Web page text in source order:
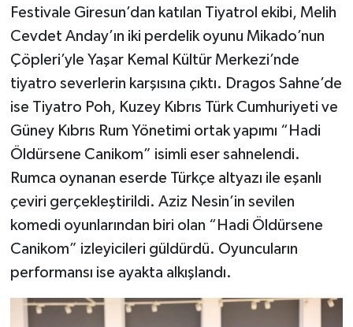
Festivale Giresun’dan katılan Tiyatrol ekibi, Melih
Cevdet Anday’ın iki perdelik oyunu Mikado’nun
Çöpleri’yle Yaşar Kemal Kültür Merkezi’nde
tiyatro severlerin karşısına çıktı. Dragos Sahne’de
ise Tiyatro Poh, Kuzey Kıbrıs Türk Cumhuriyeti ve
Güney Kıbrıs Rum Yönetimi ortak yapımı “Hadi
Öldürsene Canikom” isimli eser sahnelendi.
Rumca oynanan eserde Türkçe altyazı ile eşanlı
çeviri gerçekleştirildi. Aziz Nesin’in sevilen
komedi oyunlarından biri olan “Hadi Öldürsene
Canikom” izleyicileri güldürdü. Oyuncuların
performansı ise ayakta alkışlandı.